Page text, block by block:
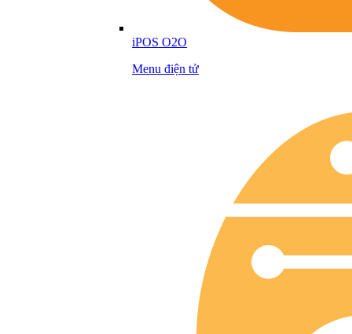
iPOS O2O
Menu điện tử